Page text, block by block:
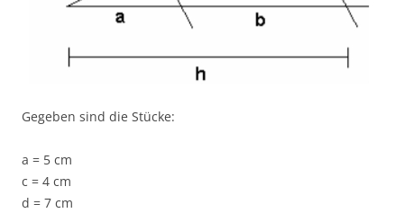
Gegeben sind die Stücke:
a = 5 cm
c = 4 cm
d = 7 cm